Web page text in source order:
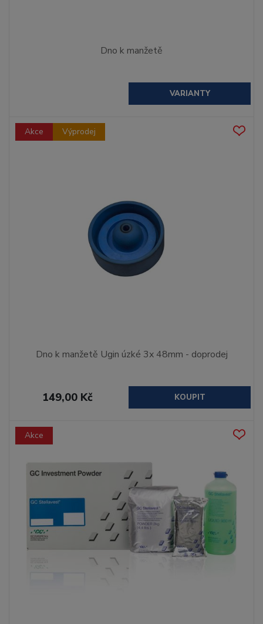
Dno k manžetě
VARIANTY
Akce Výprodej
Dno k manžetě Ugin úzké 3x 48mm - doprodej
149,00 Kč KOUPIT
Akce